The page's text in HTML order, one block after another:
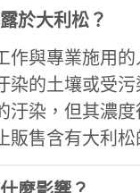
於大利松？
作與專業施用
染的土壤或受
汙染，但其濃
販售含有大利